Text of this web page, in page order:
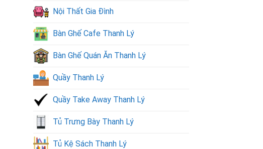
Nội Thất Gia Đình
Bàn Ghế Cafe Thanh Lý
Bàn Ghế Quán Ăn Thanh Lý
Quầy Thanh Lý
Quầy Take Away Thanh Lý
Tủ Trưng Bày Thanh Lý
Tủ Kệ Sách Thanh Lý